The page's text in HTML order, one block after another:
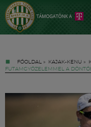
FŐOLDAL » KAJAK-KENU »
FUTAMGYŐZELEMMEL A